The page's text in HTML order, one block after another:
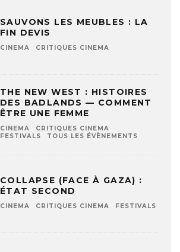
SAUVONS LES MEUBLES : LA
FIN DEVIS
CINEMA CRITIQUES CINEMA
THE NEW WEST : HISTOIRES
DES BADLANDS — COMMENT
ÊTRE UNE FEMME
CINEMA
CRITIQUES CINEMA
FESTIVALS
TOUS LES ÉVÈNEMENTS
COLLAPSE (FACE À GAZA) :
ÉTAT SECOND
CINEMA CRITIQUES CINEMA FESTIVALS